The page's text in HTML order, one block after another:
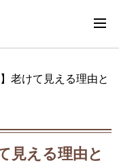
老けて見える理由と
見える理由と